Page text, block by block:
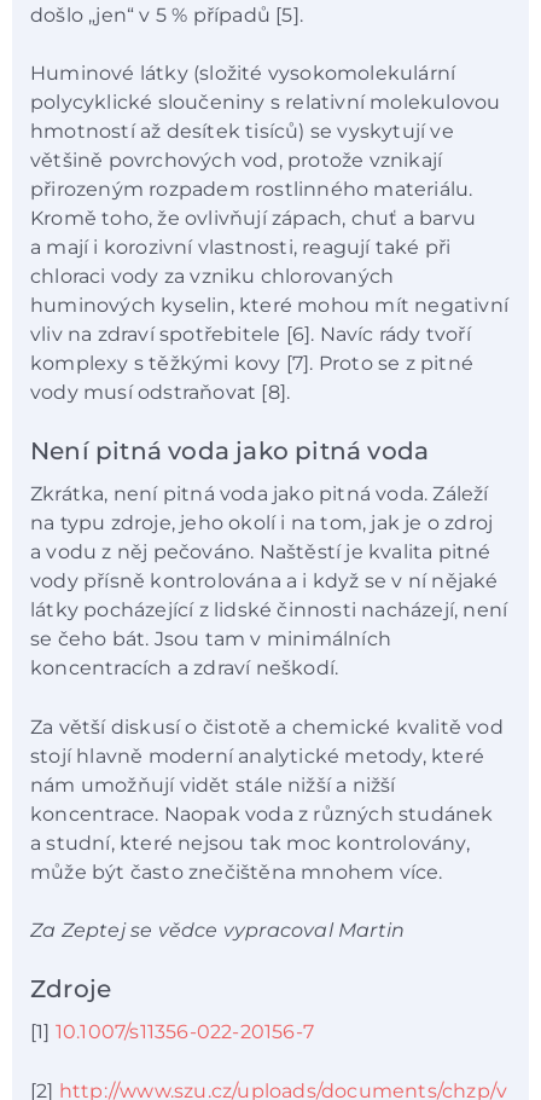
došlo „jen“ v 5 % případů [5].
Huminové látky (složité vysokomolekulární
polycyklické sloučeniny s relativní molekulovou
hmotností až desítek tisíců) se vyskytují ve
většině povrchových vod, protože vznikají
přirozeným rozpadem rostlinného materiálu.
Kromě toho, že ovlivňují zápach, chuť a barvu
a mají i korozivní vlastnosti, reagují také při
chloraci vody za vzniku chlorovaných
huminových kyselin, které mohou mít negativní
vliv na zdraví spotřebitele [6]. Navíc rády tvoří
komplexy s těžkými kovy [7]. Proto se z pitné
vody musí odstraňovat [8].
Není pitná voda jako pitná voda
Zkrátka, není pitná voda jako pitná voda. Záleží
na typu zdroje, jeho okolí i na tom, jak je o zdroj
a vodu z něj pečováno. Naštěstí je kvalita pitné
vody přísně kontrolována a i když se v ní nějaké
látky pocházející z lidské činnosti nacházejí, není
se čeho bát. Jsou tam v minimálních
koncentracích a zdraví neškodí.
Za větší diskusí o čistotě a chemické kvalitě vod
stojí hlavně moderní analytické metody, které
nám umožňují vidět stále nižší a nižší
koncentrace. Naopak voda z různých studánek
a studní, které nejsou tak moc kontrolovány,
může být často znečištěna mnohem více.
Za Zeptej se vědce vypracoval Martin
Zdroje
[1] 10.1007/s11356-022-20156-7
[2] http://www.szu.cz/uploads/documents/chzp/v